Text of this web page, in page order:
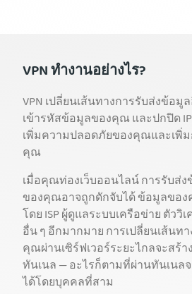
VPN ทำงานอย่างไร?
VPN เปลี่ยนเส้นทางการรับส่งข้อ
เข้ารหัสข้อมูลของคุณ และปกปิด
เพิ่มความปลอดภัยของคุณและเพิ่
คุณ
เมื่อคุณท่องเว็บออนไลน์ การรับส่
ของคุณอาจถูกดักจับได้ ข้อมูลของ
โดย ISP ผู้ดูแลระบบเครือข่าย ตัววิ
อื่น ๆ อีกมากมาย การเปลี่ยนเส้นท
คุณผ่านเซิร์ฟเวอร์ระยะไกลจะสร้
ทันเนล — อะไรก็ตามที่ผ่านทันเนล
ได้โดยบุคคลที่สาม